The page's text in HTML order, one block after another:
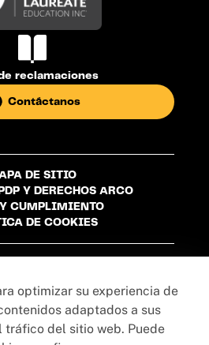
reclamaciones
Contáctanos
DE SITIO
Y DERECHOS ARCO
CUMPLIMIENTO
DE COOKIES
optimizar su experiencia de
adaptados a sus
tráfico del sitio web. Puede